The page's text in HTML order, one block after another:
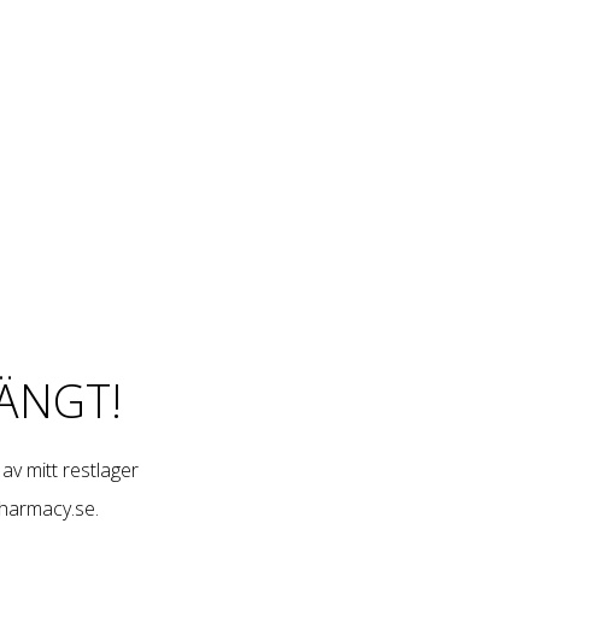
mitt restlager
.